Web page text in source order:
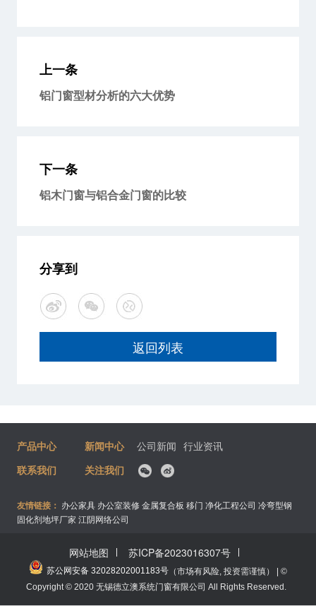
上一条
铝门窗型材分析的六大优势
下一条
铝木门窗与铝合金门窗的比较
分享到
返回列表
产品中心 新闻中心 公司新闻 行业资讯
联系我们
关注我们
友情链接： 办公家具 办公室装修 金属复合板 移门 净化工程公司 冷弯型钢
固化剂地坪厂家 江阴网络公司
网站地图 苏ICP备2023016307号
苏公网安备 32028202001183号 （市场有风险, 投资需谨慎） | ©
Copyright © 2020 无锡德立澳系统门窗有限公司 All Rights Reserved.